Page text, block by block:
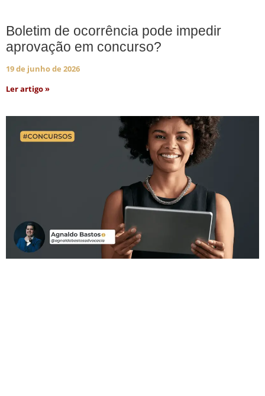
Boletim de ocorrência pode impedir
aprovação em concurso?
19 de junho de 2026
Ler artigo »